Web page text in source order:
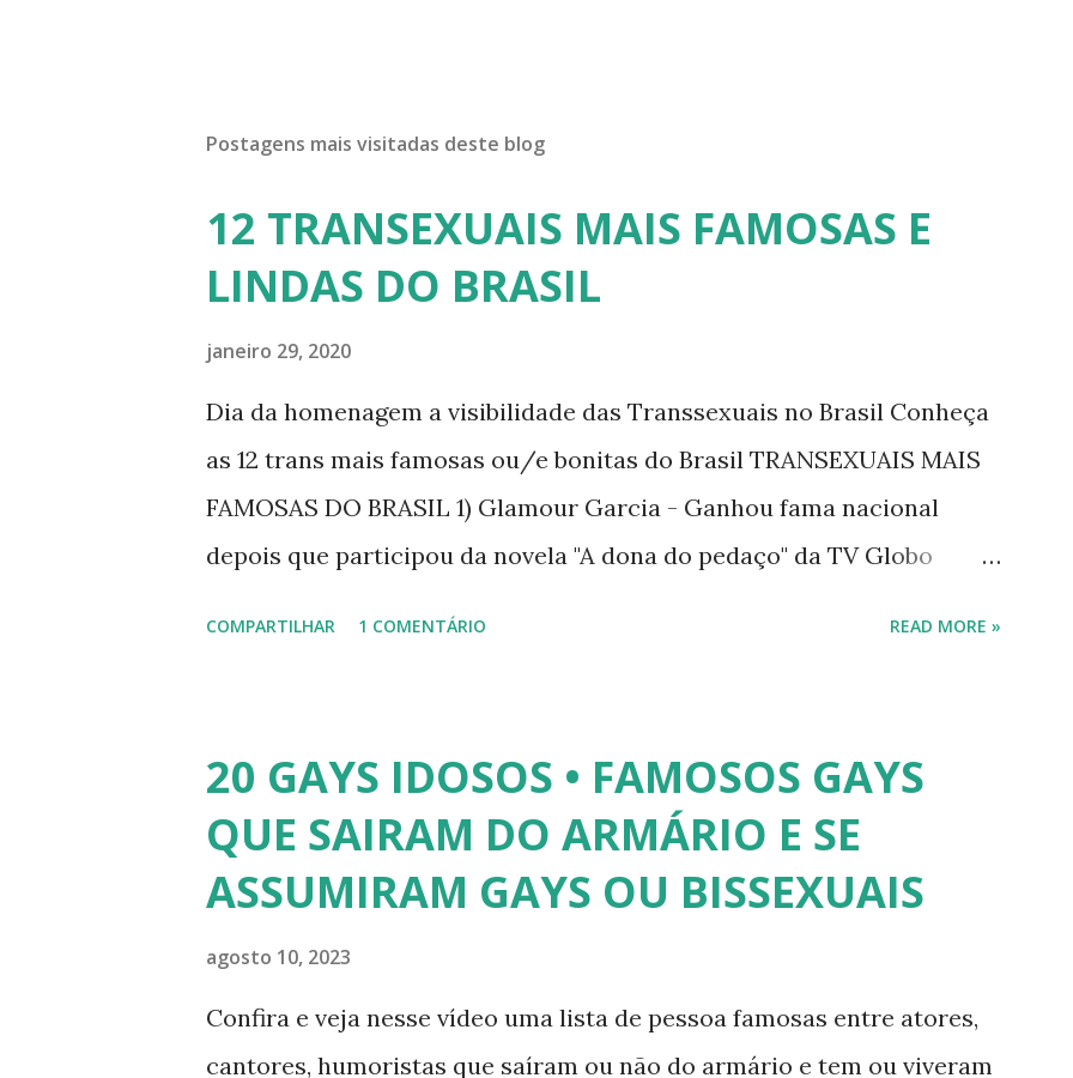
Postagens mais visitadas deste blog
12 TRANSEXUAIS MAIS FAMOSAS E
LINDAS DO BRASIL
janeiro 29, 2020
Dia da homenagem a visibilidade das Transsexuais no Brasil Conheça
as 12 trans mais famosas ou/e bonitas do Brasil TRANSEXUAIS MAIS
FAMOSAS DO BRASIL 1) Glamour Garcia - Ganhou fama nacional
depois que participou da novela "A dona do pedaço" da TV Globo
busca de ser feliz, e não para agradar a um homem. 3) Léo Aquilla -
Apresenta o programa "A Tarde é Sua", na Rede TV, ao lado de Sonia
Abrão. A loira também participou do reality show "A Fazenda", exibido
affair do ex-jogador Romário. 5) Ariadna Arantes - Ariadna Arantes
COMPARTILHAR 1 COMENTÁRIO READ MORE »
20 GAYS IDOSOS • FAMOSOS GAYS
QUE SAIRAM DO ARMÁRIO E SE
ASSUMIRAM GAYS OU BISSEXUAIS
agosto 10, 2023
Confira e veja nesse vídeo uma lista de pessoa famosas entre atores,
cantores, humoristas que saíram ou não do armário e tem ou viveram